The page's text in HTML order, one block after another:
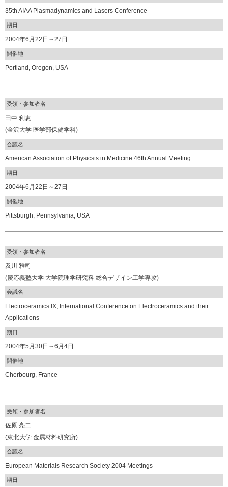
35th AIAA Plasmadynamics and Lasers Conference
期日
2004年6月22日～27日
開催地
Portland, Oregon, USA
受領・参加者名
田中 利恵
(金沢大学 医学部保健学科)
会議名
American Association of Physicsts in Medicine 46th Annual Meeting
期日
2004年6月22日～27日
開催地
Pittsburgh, Pennsylvania, USA
受領・参加者名
及川 雅司
(慶応義塾大学 大学院理学研究科 総合デザイン工学専攻)
会議名
Electroceramics IX, International Conference on Electroceramics and their
Applications
期日
2004年5月30日～6月4日
開催地
Cherbourg, France
受領・参加者名
佐原 亮二
(東北大学 金属材料研究所)
会議名
European Materials Research Society 2004 Meetings
期日